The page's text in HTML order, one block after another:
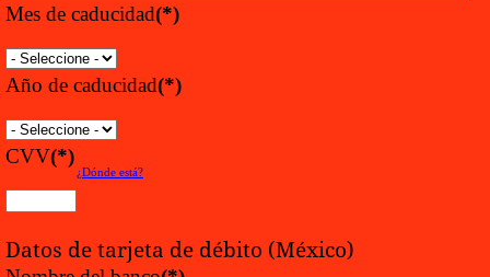
Mes de caducidad(*)
Año de caducidad(*)
CVV(*)
¿Dónde está?
Datos de tarjeta de débito (México)